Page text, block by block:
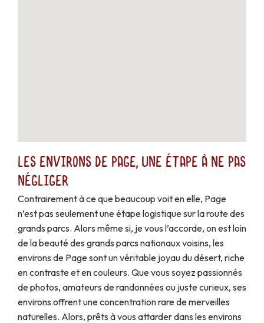
Les environs de Page, une étape à ne pas
négliger
Contrairement à ce que beaucoup voit en elle, Page
n’est pas seulement une étape logistique sur la route des
grands parcs. Alors même si, je vous l’accorde, on est loin
de la beauté des grands parcs nationaux voisins, les
environs de Page sont un véritable joyau du désert, riche
en contraste et en couleurs. Que vous soyez passionnés
de photos, amateurs de randonnées ou juste curieux, ses
environs offrent une concentration rare de merveilles
naturelles. Alors, prêts à vous attarder dans les environs